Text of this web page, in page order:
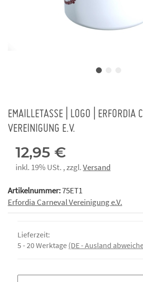
EMAILLETASSE | LOGO | ERFORDIA
VEREINIGUNG E.V.
12,95 €
inkl. 19% USt. , zzgl.Versand
Artikelnummer:75ET1
Erfordia Carneval Vereinigung e.V.
Lieferzeit:
5 - 20 Werktage (DE - Ausland